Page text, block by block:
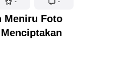
- -
Meniru Foto